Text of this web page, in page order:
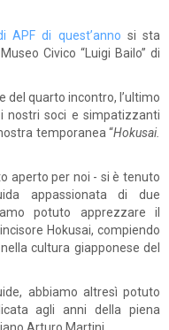
APF di quest’anno si sta
Civico “Luigi Bailo” di
del quarto incontro, l’ultimo
nostri soci e simpatizzanti
temporanea “Hokusai.
aperto per noi - si è tenuto
appassionata di due
potuto apprezzare il
Hokusai, compiendo
cultura giapponese del
abbiamo altresì potuto
agli anni della piena
Arturo Martini.